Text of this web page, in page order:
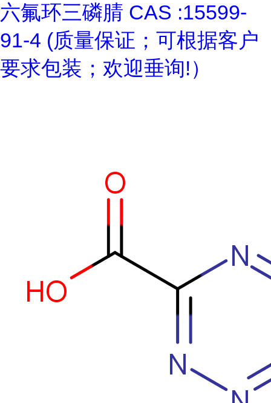
六氟环三磷腈 CAS :15599-
91-4 (质量保证；可根据客户
要求包装；欢迎垂询!）